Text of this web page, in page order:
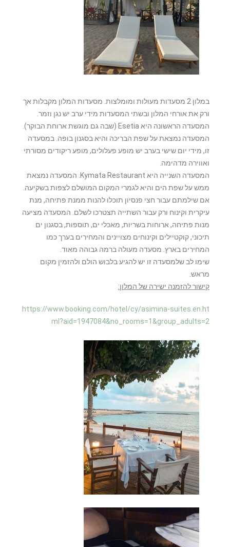
במלון 2 מסעדות מעולות ומומלצות. מסעדות המלון מקבלות אך
ורק את אורחי המלון ובשתי המסעדות מידי ערב יש נגן וזמר.
המסעדה הראשונה היא Esetia (שבה גם מוגשת ארוחת הבוקר).
המסעדה נמצאת על שפת הבריכה והיא בסגנון בופה. במסעדה
זו, מידי יום שישי בערב יש מופע פעלולים, מופע ריקודים מסורתי
ואווירה מדהימה.
המסעדה השנייה היא Kymata Restaurant. המסעדה נמצאת
ממש על שפת הים והיא לגמרי המקום המושלם לצפות בשקיעה.
אם שילמתם עבור חצי פנסיון תוכלו להנות ממנת פתיחה, מנת
עיקרית וקינוח ורק עבור השתייה תצטרכו לשלם. המסעדה מציעה
מנות פתיחה, ארוחות בשריות, מאכלי ים, תוספות, בסגנון ים
תיכוני, קוקטיילים וקינוחים מצויינים והמחירים בערך כמו
המחירים בארץ. מסעדה מעולה ברמה גבוהה מאוד.
שימו לב שלמסעדה זו יש להגיע בלבוש הולם ולהזמין מקום
מראש.
קישור להזמנה ישירה של המלון:
https://www.booking.com/hotel/cy/asimina-suites.en.ht
ml?aid=1947084&no_rooms=1&group_adults=2